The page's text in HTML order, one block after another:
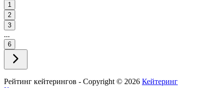
1
2
3
...
6
Рейтинг кейтерингов - Copyright © 2026 Кейтеринг